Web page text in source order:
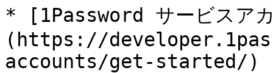
* [1Password サービスア
(https://
accounts/get-started/)